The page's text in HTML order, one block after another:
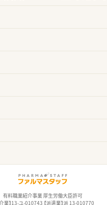
有料職業紹介事業 厚生労働大臣許可
介業】13-ユ-010743 【派遣業】派 13-010770